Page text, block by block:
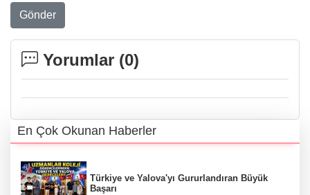
Gönder
Yorumlar (0)
En Çok Okunan Haberler
Türkiye ve Yalova'yı Gururlandıran Büyük
Başarı